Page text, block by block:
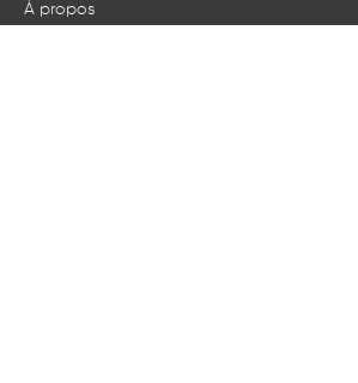
À propos